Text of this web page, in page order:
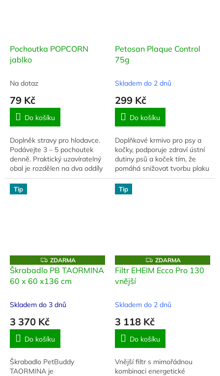
Pochoutka POPCORN
jablko
Na dotaz
79 Kč
Do košíku
Doplněk stravy pro hlodavce.
Podávejte 3 – 5 pochoutek
denně. Praktický uzavíratelný
obal je rozdělen na dva oddíly
(popcorn + sušené jablko).
Složení: popcorn, sušené
jablko....
Petosan Plaque Control
75g
Skladem do 2 dnů
299 Kč
Do košíku
Doplňkové krmivo pro psy a
kočky, podporuje zdraví ústní
dutiny psů a koček tím, že
pomáhá snižovat tvorbu plaku
a zubního kamene a zlepšuje
zápach z tlamy.
Tip
Z
D
A
R
ZDARMA
Škrabadlo PB TAORMINA
60 x 60 x136 cm
Skladem do 3 dnů
3 370 Kč
Do košíku
Škrabadlo PetBuddy
TAORMINA je
Tip
Z
D
A
ZDARMA
Filtr EHEIM Ecco Pro 130
vnější
Skladem do 2 dnů
3 118 Kč
Do košíku
Vnější filtr s mimořádnou
kombinaci energetické